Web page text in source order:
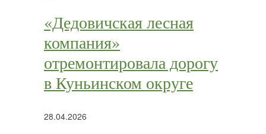
«Дедовичская лесная
компания»
отремонтировала дорогу
в Куньинском округе
28.04.2026